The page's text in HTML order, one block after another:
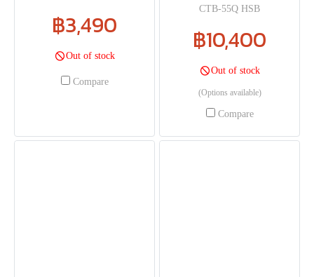
฿3,490
Out of stock
Compare
CTB-55Q HSB
฿10,400
Out of stock
(Options available)
Compare